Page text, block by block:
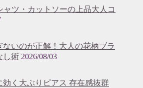
ャツ・カットソーの上品大人コ
ないのが正解！大人の花柄ブラ
し術 2026/08/03
効く大ぶりピアス 存在感抜群